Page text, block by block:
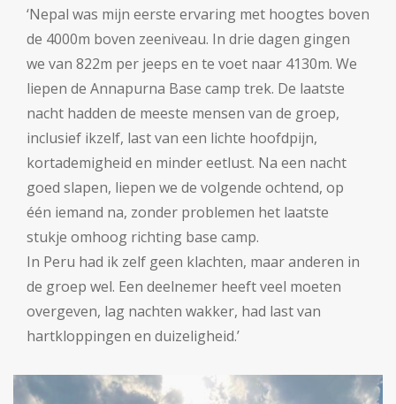
‘Nepal was mijn eerste ervaring met hoogtes boven
de 4000m boven zeeniveau. In drie dagen gingen
we van 822m per jeeps en te voet naar 4130m. We
liepen de Annapurna Base camp trek. De laatste
nacht hadden de meeste mensen van de groep,
inclusief ikzelf, last van een lichte hoofdpijn,
kortademigheid en minder eetlust. Na een nacht
goed slapen, liepen we de volgende ochtend, op
één iemand na, zonder problemen het laatste
stukje omhoog richting base camp.
In Peru had ik zelf geen klachten, maar anderen in
de groep wel. Een deelnemer heeft veel moeten
overgeven, lag nachten wakker, had last van
hartkloppingen en duizeligheid.’